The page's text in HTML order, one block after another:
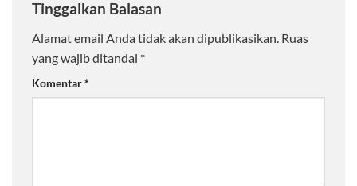
Tinggalkan Balasan
Alamat email Anda tidak akan dipublikasikan. Ruas
yang wajib ditandai *
Komentar*